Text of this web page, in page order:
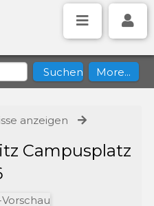
anzeigen
Campusplatz